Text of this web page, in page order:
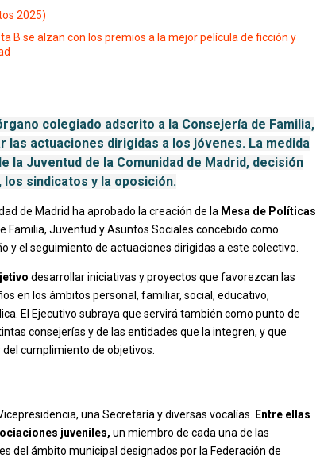
2025)
B se alzan con los premios a la mejor película de ficción y
colegiado adscrito a la Consejería de Familia,
las actuaciones dirigidas a los jóvenes. La medida
la Juventud de la Comunidad de Madrid, decisión
sindicatos y la oposición.
de Madrid ha aprobado la creación de la Mesa de Políticas
Familia, Juventud y Asuntos Sociales concebido como
y el seguimiento de actuaciones dirigidas a este colectivo.
desarrollar iniciativas y proyectos que favorezcan las
en los ámbitos personal, familiar, social, educativo,
El Ejecutivo subraya que servirá también como punto de
consejerías y de las entidades que la integren, y que
cumplimiento de objetivos.
una Secretaría y diversas vocalías.
Entre ellas
juveniles, un miembro de cada una de las
del ámbito municipal designados por la Federación de